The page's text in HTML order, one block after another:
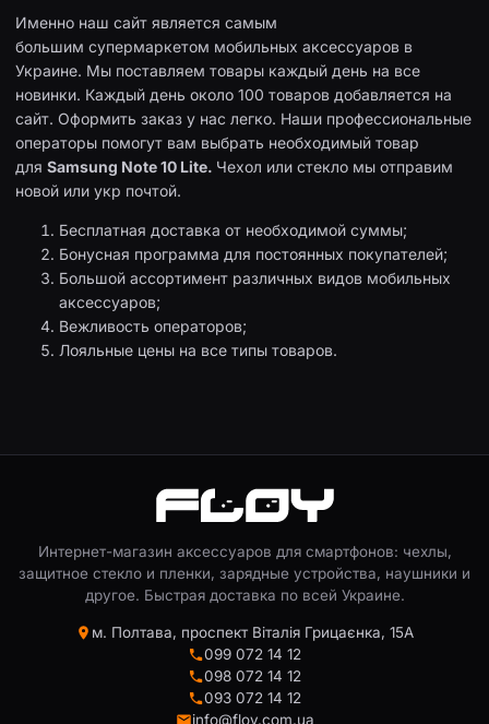
Именно наш сайт является самым
большим супермаркетом мобильных аксессуаров в
Украине. Мы поставляем товары каждый день на все
новинки. Каждый день около 100 товаров добавляется на
сайт. Оформить заказ у нас легко. Наши профессиональные
операторы помогут вам выбрать необходимый товар
для Samsung Note 10 Lite. Чехол или стекло мы отправим
новой или укр почтой.
Бесплатная доставка от необходимой суммы;
Бонусная программа для постоянных покупателей;
Большой ассортимент различных видов мобильных
аксессуаров;
Вежливость операторов;
Лояльные цены на все типы товаров.
Интернет-магазин аксессуаров для смартфонов: чехлы,
защитное стекло и пленки, зарядные устройства, наушники и
другое. Быстрая доставка по всей Украине.
м. Полтава, проспект Віталія Грицаєнка, 15А
099 072 14 12
098 072 14 12
093 072 14 12
info@floy.com.ua